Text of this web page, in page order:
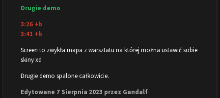
Drugie demo
3:26 +b
3:41 +b
Screen to zwykła mapa z warsztatu na której można ustawić sobie
skiny xd
Drugie demo spalone całkowicie.
Edytowane 7 Sierpnia 2023 przez Gandalf